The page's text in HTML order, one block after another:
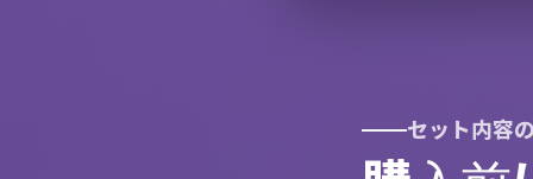
セット内容